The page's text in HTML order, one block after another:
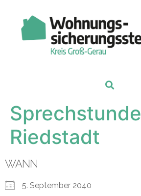
Sprechstunde
Riedstadt
WANN
5. September 2040